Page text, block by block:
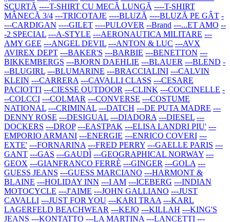
SCURTĂ ----T-SHIRT CU MECĂ LUNGĂ ----T-SHIRT
MÂNECĂ 3/4 ---TRICOTAJE ----BLUZĂ ----BLUZĂ PE GÂT -
---CARDIGAN ----GILET ----PULOVER --Brand ---...ET AMO --
-2 SPECIAL ---A-STYLE ---AERONAUTICA MILITARE ---
AMY GEE ---ANGEL DEVIL ---ANTON & LUC ---AVX
AVIREX DEPT ---BAKER'S ---BARBIE ---BENETTON ---
BIKKEMBERGS ---BJORN DAEHLIE ---BLAUER ---BLEND -
--BLUGIRL ---BLUMARINE ---BRACCIALINI ---CALVIN
KLEIN ---CARRERA ---CAVALLI CLASS ---CESARE
PACIOTTI ---CIESSE OUTDOOR ---CLINK ---COCCINELLE -
--COLCCI ---COLMAR ---CONVERSE ---COSTUME
NATIONAL ---CRIMINAL ---DATCH ---DE PUTA MADRE ---
DENNY ROSE ---DESIGUAL ---DIADORA ---DIESEL ---
DOCKERS ---DROP ---EASTPAK ---ELISA LANDRI PIU' ---
EMPORIO ARMANI ---ENERGIE ---ENRICO COVERI ---
EXTE' ---FORNARINA ---FRED PERRY ---GAELLE PARIS ---
GANT ---GAS ---GAUDÌ ---GEOGRAPHICAL NORWAY ---
GEOX ---GIANFRANCO FERRÈ ---GINGER ---GOLA ---
GUESS JEANS ---GUESS MARCIANO ---HARMONT &
BLAINE ---HOLIDAY INN ---I AM ---ICEBERG ---INDIAN
MOTOCYCLE ---J'AIME ---JOHN GALLIANO ---JUST
CAVALLI ---JUST FOR YOU ---KARI TRAA ---KARL
LAGERFELD BEACHWEAR ---KEJO ---KILLAH ---KING'S
JEANS ---KONTATTO ---LA MARTINA ---LANCETTI ---